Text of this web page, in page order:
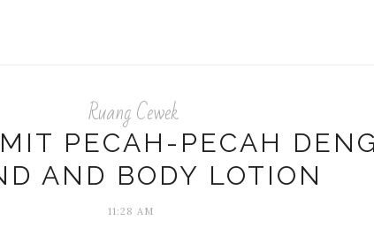
Ruang Cewek
PECAH-PECAH
AND BODY LOTION
11:28 AM